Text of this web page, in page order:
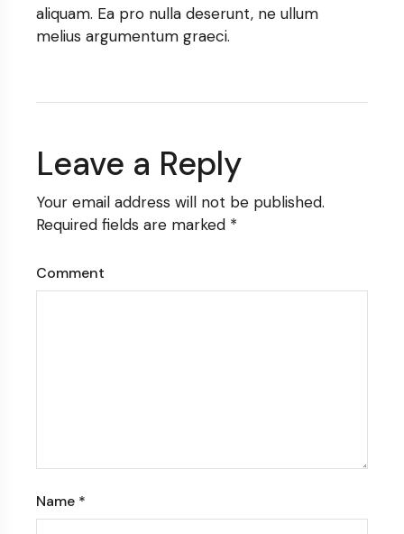
aliquam. Ea pro nulla deserunt, ne ullum
melius argumentum graeci.
Leave a Reply
Your email address will not be published.
Required fields are marked *
Comment
Name *